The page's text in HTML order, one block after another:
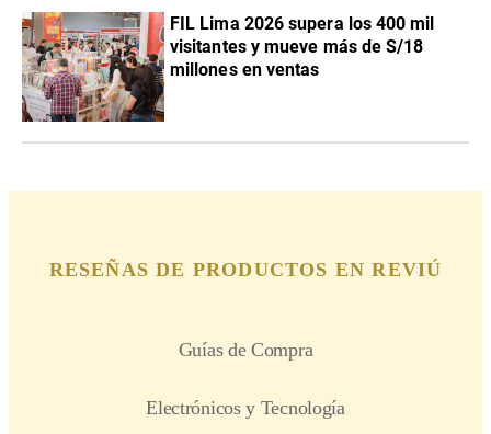
FIL Lima 2026 supera los 400 mil
visitantes y mueve más de S/18
millones en ventas